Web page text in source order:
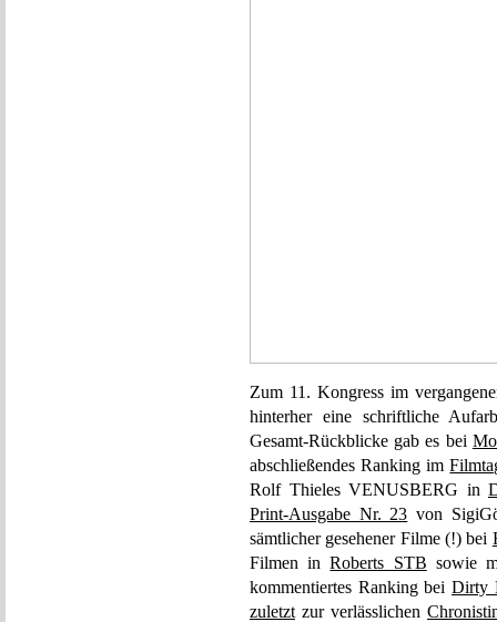
Zum 11. Kongress im
hinterher eine schriftliche
Gesamt-Rückblicke gab es bei
abschließendes Ranking im
Rolf Thieles VENUSBERG in
Print-Ausgabe Nr. 23 von
sämtlicher gesehener Filme (!) bei
Filmen inRoberts STB sowie
kommentiertes Ranking bei Dirty
zuletzt zur verlässlichen